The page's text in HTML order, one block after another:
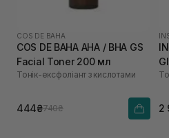
COS DE BAHA
COS DE BAHA AHA / BHA GS
Facial Toner 200 мл
Тонік-ексфоліант з кислотами
444₴740₴ 2